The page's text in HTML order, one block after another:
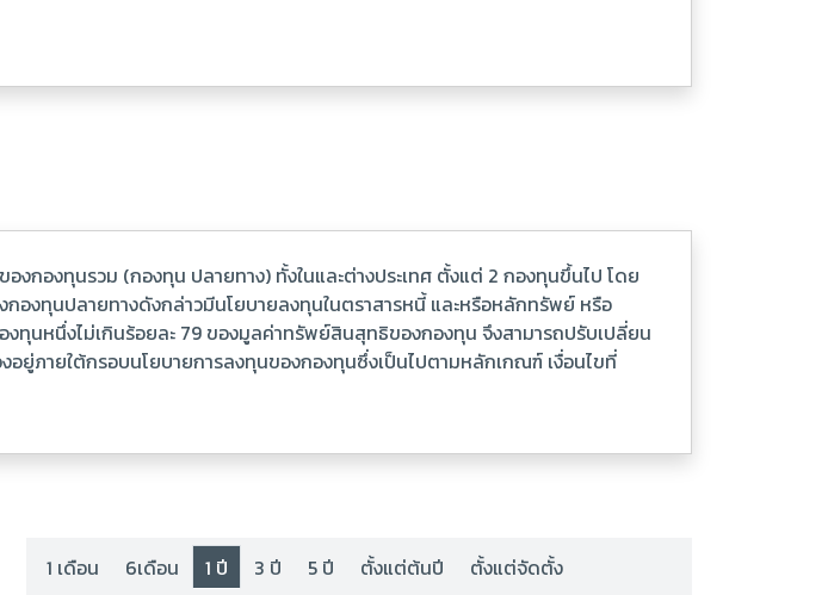
กองทุนรวม (กองทุน ปลายทาง) ทั้งในและต่างประเทศ ตั้งแต่ 2 กองทุนขึ้นไป โดย
งทุนปลายทางดังกล่าวมีนโยบายลงทุนในตราสารหนี้ และหรือหลักทรัพย์ หรือ
นหนึ่งไม่เกินร้อยละ 79 ของมูลค่าทรัพย์สินสุทธิของกองทุน จึงสามารถปรับเปลี่ยน
ยู่ภายใต้กรอบนโยบายการลงทุนของกองทุนซึ่งเป็นไปตามหลักเกณฑ์ เงื่อนไขที่
1 เดือน 6เดือน 1 ปี 3 ปี 5 ปี ตั้งแต่ต้นปี
ตั้งแต่จัดตั้ง